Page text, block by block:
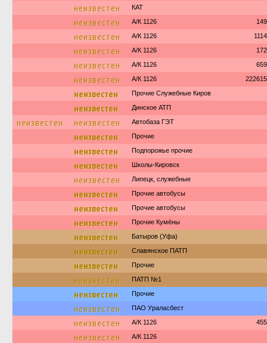
неизвестен КАТ
неизвестен А/К 1126
неизвестен А/К 1126
неизвестен А/К 1126
неизвестен А/К 1126
неизвестен А/К 1126
неизвестен Прочие Служебные Киров
неизвестен Динское АТП
неизвестен неизвестен Автобаза ГЭТ
неизвестен Прочие
неизвестен Подпорожье прочие
неизвестен Школы-Кировск
неизвестен Липецк, служебные
неизвестен Прочие автобусы
неизвестен Прочие автобусы
неизвестен Прочие Кумёны
неизвестен Батыров (Уфа)
неизвестен Славянское ПАТП
неизвестен Прочие
неизвестен ПАТП №1
неизвестен Прочие
неизвестен ПАО Ураласбест
неизвестен А/К 1126
неизвестен А/К 1126